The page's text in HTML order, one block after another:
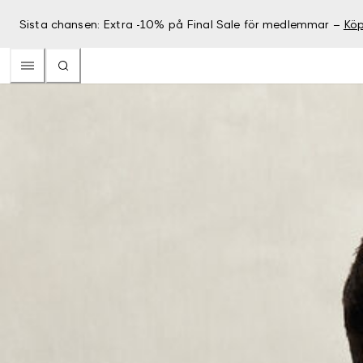
Sista chansen: Extra -10% på Final Sale för medlemmar –